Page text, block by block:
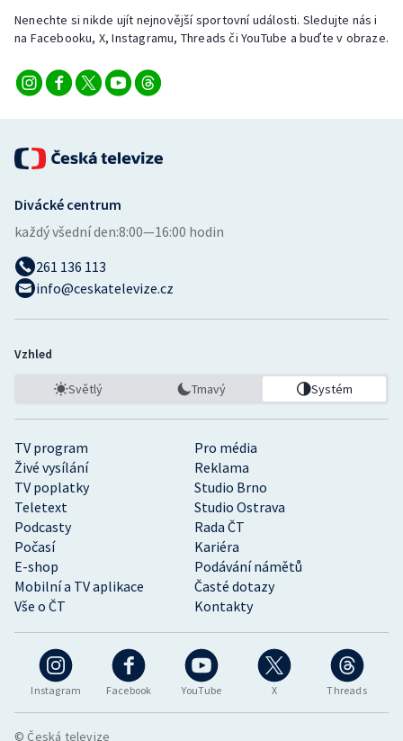
Veslování
Vodní slalom
Volejbal
Ostatní
Nenechte si nikde ujít nejnovější sportovní události. Sledujte nás i
na Facebooku, X, Instagramu, Threads či YouTube a buďte v obraze.
Instagram Facebook YouTube X Threads
TV program
Pro média
Živé vysílání
Reklama
TV poplatky
Studio Brno
Teletext
Studio Ostrava
Podcasty
Rada ČT
Počasí
Kariéra
E-shop
Podávání námětů
Mobilní a TV aplikace
Časté dotazy
Vše o ČT
Kontakty
Divácké centrum
každý všední den:8:00—16:00 hodin
261 136 113
info@ceskatelevize.cz
Vzhled
Světlý Tmavý Systém
© Česká televize